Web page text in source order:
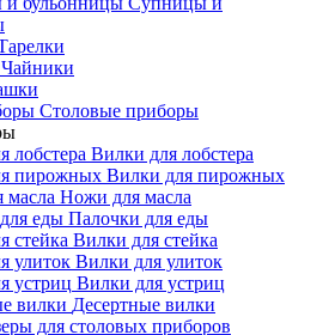
Чайники
Cтоловые приборы
Вилки для лобстера
Вилки для пирожных
Ножи для масла
Палочки для еды
Вилки для стейка
Вилки для улиток
Вилки для устриц
Десертные вилки